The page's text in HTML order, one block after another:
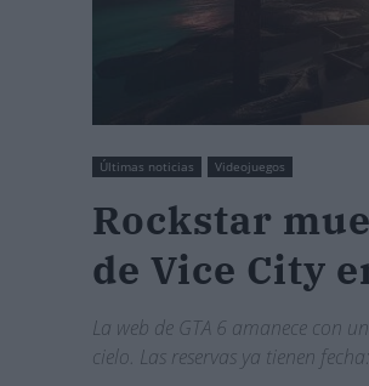
Últimas noticias Videojuegos
Rockstar
de Vice City
La web de GTA 6 amanece con
cielo. Las reservas ya tienen